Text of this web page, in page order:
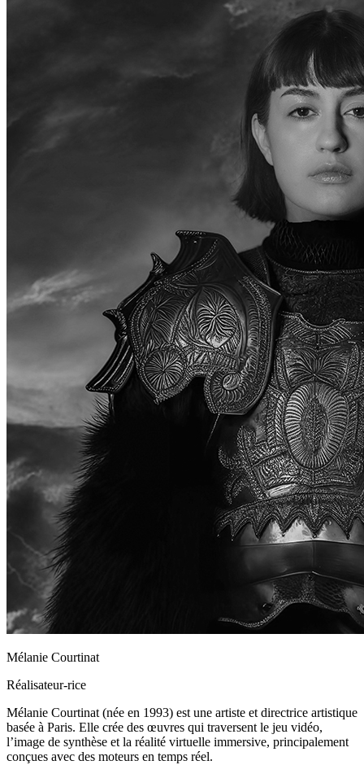
Mélanie Courtinat
Réalisateur-rice
Mélanie Courtinat (née en 1993) est une artiste et directrice artistique
basée à Paris. Elle crée des œuvres qui traversent le jeu vidéo,
l’image de synthèse et la réalité virtuelle immersive, principalement
conçues avec des moteurs en temps réel.